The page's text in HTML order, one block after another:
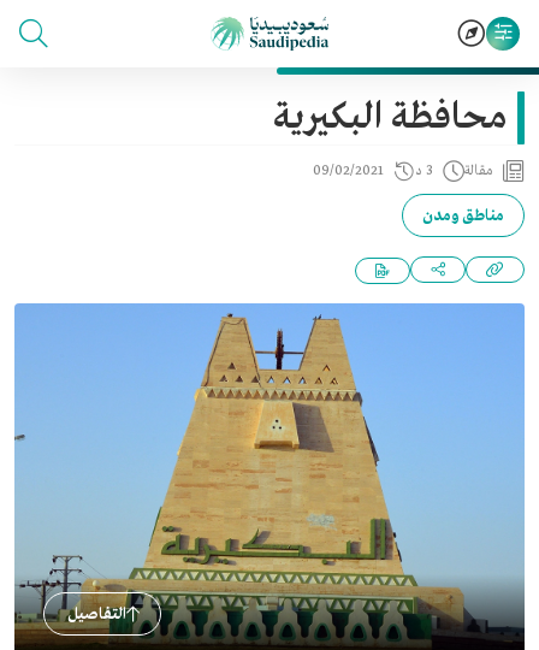
محافظة البكيرية
مقالة 3 د 09/02/2021
مناطق ومدن
التفاصيل